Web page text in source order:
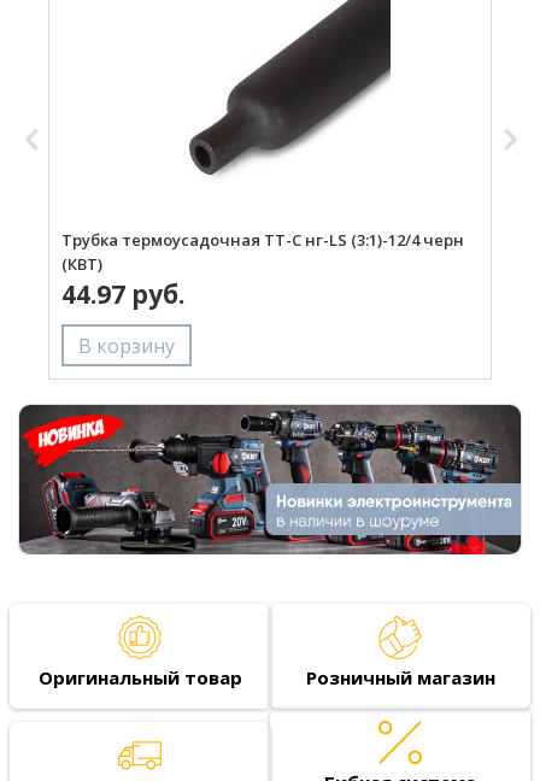
Трубка термоусадочная ТТ-С нг-LS (3:1)-12/4 черн
(КВТ)
44.97 руб.
Оригинальный товар Розничный магазин